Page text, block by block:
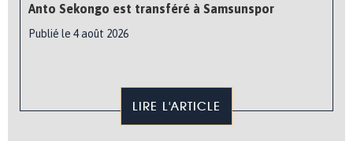
Anto Sekongo est transféré à Samsunspor
Publié le 4 août 2026
LIRE L'ARTICLE